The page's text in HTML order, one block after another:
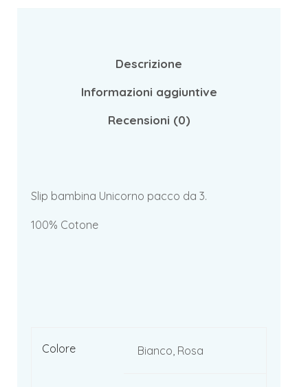
Descrizione
Informazioni aggiuntive
Recensioni (0)
Slip bambina Unicorno pacco da 3.
100% Cotone
Colore Bianco, Rosa